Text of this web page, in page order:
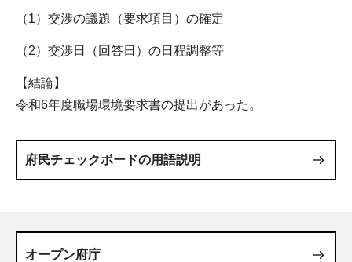
（1）交渉の議題（要求項目）の確定
（2）交渉日（回答日）の日程調整等
【結論】
令和6年度職場環境要求書の提出があった。
府民チェックボードの用語説明
オープン府庁